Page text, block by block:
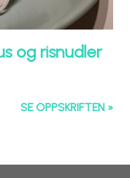
og risnudler
SE OPPSKRIFTEN »